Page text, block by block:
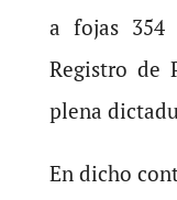
a fojas 354
Registro de
plena
En dicho